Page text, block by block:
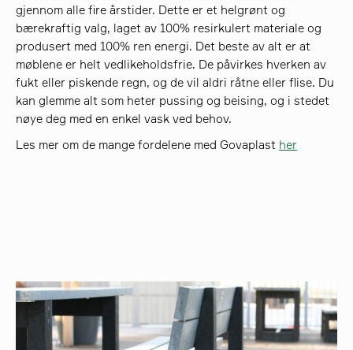
gjennom alle fire årstider. Dette er et helgrønt og
bærekraftig valg, laget av 100% resirkulert materiale og
produsert med 100% ren energi. Det beste av alt er at
møblene er helt vedlikeholdsfrie. De påvirkes hverken av
fukt eller piskende regn, og de vil aldri råtne eller flise. Du
kan glemme alt som heter pussing og beising, og i stedet
nøye deg med en enkel vask ved behov.
Les mer om de mange fordelene med Govaplast her